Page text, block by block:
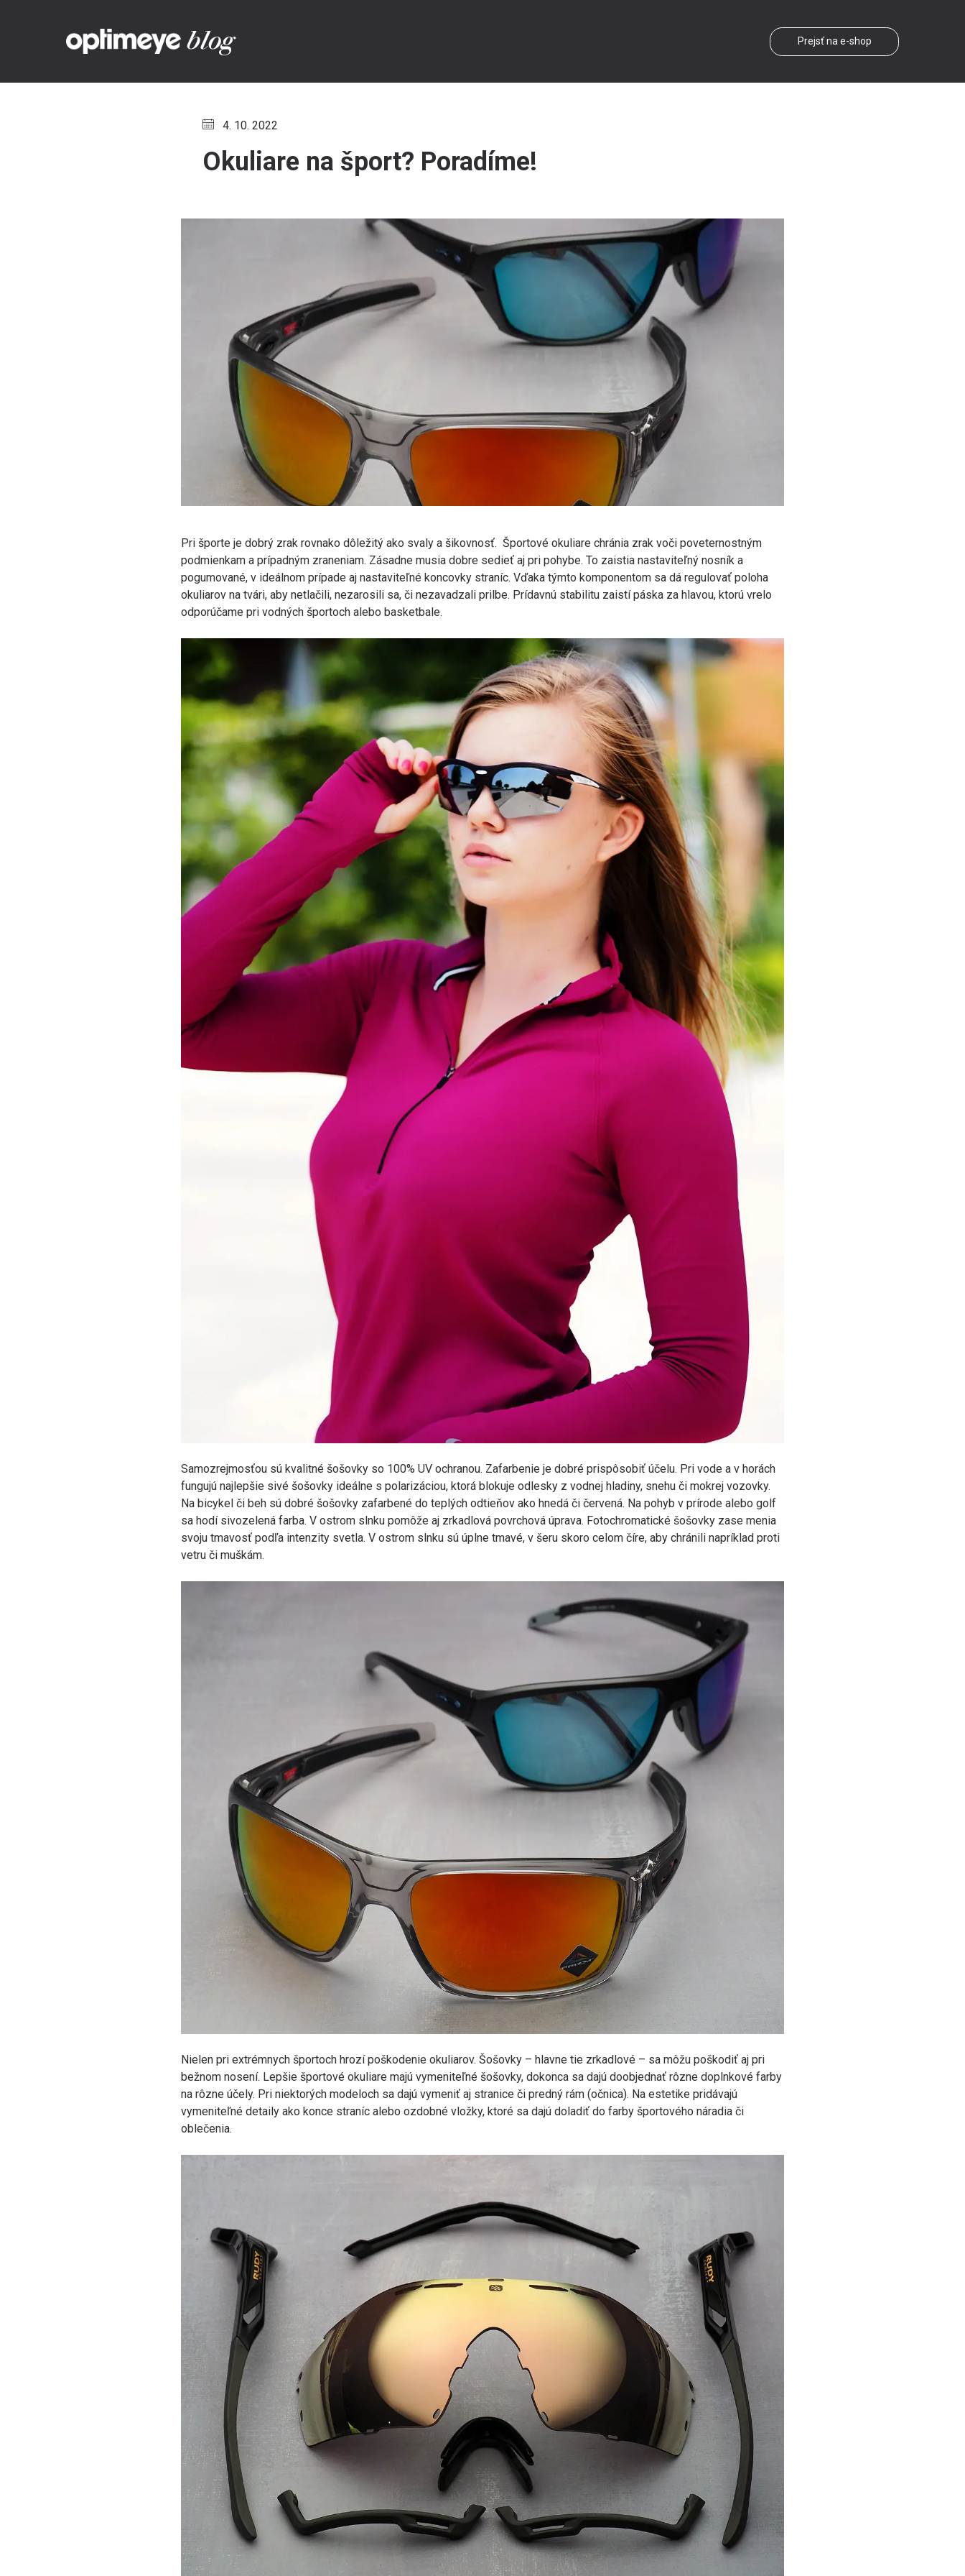
blog Prejsť na e-shop
4. 10. 2022
Okuliare na šport? Poradíme!
Pri športe je dobrý zrak rovnako dôležitý ako svaly a šikovnosť. Športové okuliare chránia zrak voči poveternostným
podmienkam a prípadným zraneniam. Zásadne musia dobre sedieť aj pri pohybe. To zaistia nastaviteľný nosník a
pogumované, v ideálnom prípade aj nastaviteľné koncovky straníc. Vďaka týmto komponentom sa dá regulovať poloha
okuliarov na tvári, aby netlačili, nezarosili sa, či nezavadzali prilbe. Prídavnú stabilitu zaistí páska za hlavou, ktorú vrelo
odporúčame pri vodných športoch alebo basketbale.
Samozrejmosťou sú kvalitné šošovky so 100% UV ochranou. Zafarbenie je dobré prispôsobiť účelu. Pri vode a v horách
fungujú najlepšie sivé šošovky ideálne s polarizáciou, ktorá blokuje odlesky z vodnej hladiny, snehu či mokrej vozovky.
Na bicykel či beh sú dobré šošovky zafarbené do teplých odtieňov ako hnedá či červená. Na pohyb v prírode alebo golf
sa hodí sivozelená farba. V ostrom slnku pomôže aj zrkadlová povrchová úprava. Fotochromatické šošovky zase menia
svoju tmavosť podľa intenzity svetla. V ostrom slnku sú úplne tmavé, v šeru skoro celom číre, aby chránili napríklad proti
vetru či muškám.
Nielen pri extrémnych športoch hrozí poškodenie okuliarov. Šošovky – hlavne tie zrkadlové – sa môžu poškodiť aj pri
bežnom nosení. Lepšie športové okuliare majú vymeniteľné šošovky, dokonca sa dajú doobjednať rôzne doplnkové farby
na rôzne účely. Pri niektorých modeloch sa dajú vymeniť aj stranice či predný rám (očnica). Na estetike pridávajú
vymeniteľné detaily ako konce straníc alebo ozdobné vložky, ktoré sa dajú doladiť do farby športového náradia či
oblečenia.